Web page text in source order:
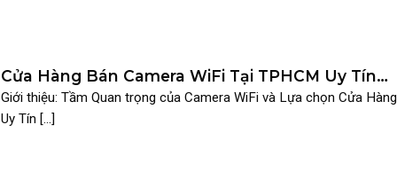
Cửa Hàng Bán Camera WiFi Tại TPHCM Uy Tín
Nhất 2025
Giới thiệu: Tầm Quan trọng của Camera WiFi và Lựa chọn Cửa Hàng
Uy Tín [...]